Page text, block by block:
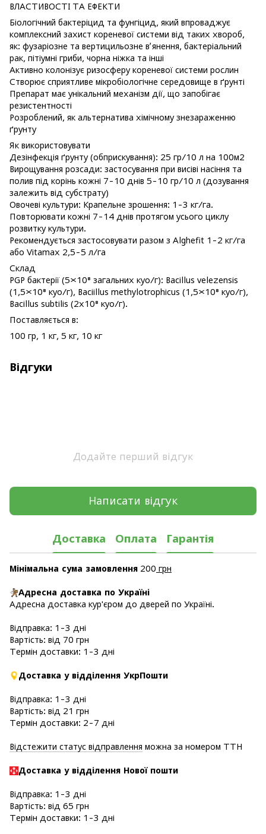
ВЛАСТИВОСТІ ТА ЕФЕКТИ
Біологічний бактеріцид та фунгіцид, який впроваджує
комплексний захист кореневої системи від таких хвороб,
як: фузаріозне та вертицильозне в’янення, бактеріальний
рак, пітіумні гриби, чорна ніжка та інші
Активно колонізує ризосферу кореневої системи рослин
Створює сприятливе мікробіологічне середовище в ґрунті
Препарат має унікальний механізм дії, що запобігає
резистентності
Розроблений, як альтернатива хімічному знезараженню
ґрунту
Як використовувати
Дезінфекція ґрунту (обприскування): 25 гр/10 л на 100м2
Вирощування розсади: застосування при висіві насіння та
полив під корінь кожні 7-10 днів 5-10 гр/10 л (дозування
залежить від субстрату)
Овочеві культури: Крапельне зрошення: 1-3 кг/га.
Повторювати кожні 7-14 днів протягом усього циклу
розвитку культури.
Рекомендується застосовувати разом з Alghefit 1-2 кг/га
або Vitamax 2,5-5 л/га
Склад
PGP бактерії (5×10⁸ загальних куо/г): Bacillus velezensis
(1,5×10⁸ куо/г), Baciillus methylotrophicus (1,5×10⁸ куо/г),
Bacillus subtilis (2х10⁸ куо/г).
Поставляється в:
100 гр, 1 кг, 5 кг, 10 кг
Відгуки
Додайте перший відгук
Написати відгук
Доставка Оплата Гарантія
Мінімальна сума замовлення 200 грн
Адресна доставка по Україні
Адресна доставка кур'єром до дверей по Україні.
Відправка: 1-3 дні
Вартість: від 70 грн
Термін доставки: 1-3 дні
Доставка у відділення УкрПошти
Відправка: 1-3 дні
Вартість: від 21 грн
Термін доставки: 2-7 дні
Відстежити статус відправлення можна за номером ТТН
Доставка у відділення Нової пошти
Відправка: 1-3 дні
Вартість: від 65 грн
Термін доставки: 1-3 дні